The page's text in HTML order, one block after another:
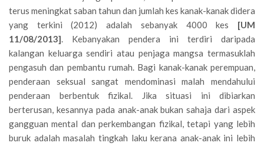
terus meningkat saban tahun dan jumlah kes kanak-kanak didera
yang terkini (2012) adalah sebanyak 4000 kes [UM
11/08/2013]. Kebanyakan pendera ini terdiri daripada
kalangan keluarga sendiri atau penjaga mangsa termasuklah
pengasuh dan pembantu rumah. Bagi kanak-kanak perempuan,
penderaan seksual sangat mendominasi malah mendahului
penderaan berbentuk fizikal. Jika situasi ini dibiarkan
berterusan, kesannya pada anak-anak bukan sahaja dari aspek
gangguan mental dan perkembangan fizikal, tetapi yang lebih
buruk adalah masalah tingkah laku kerana anak-anak ini lebih